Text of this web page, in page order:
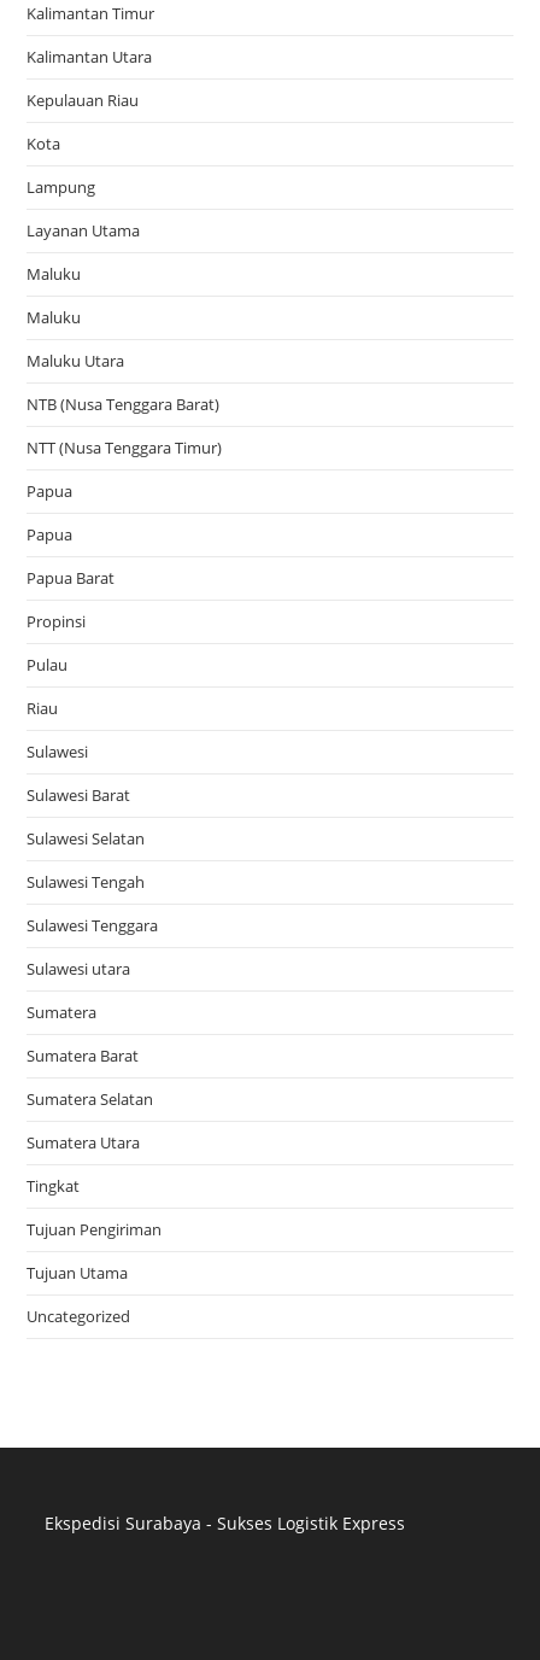
Kalimantan Timur
Kalimantan Utara
Kepulauan Riau
Kota
Lampung
Layanan Utama
Maluku
Maluku
Maluku Utara
NTB (Nusa Tenggara Barat)
NTT (Nusa Tenggara Timur)
Papua
Papua
Papua Barat
Propinsi
Pulau
Riau
Sulawesi
Sulawesi Barat
Sulawesi Selatan
Sulawesi Tengah
Sulawesi Tenggara
Sulawesi utara
Sumatera
Sumatera Barat
Sumatera Selatan
Sumatera Utara
Tingkat
Tujuan Pengiriman
Tujuan Utama
Uncategorized
Ekspedisi Surabaya - Sukses Logistik Express